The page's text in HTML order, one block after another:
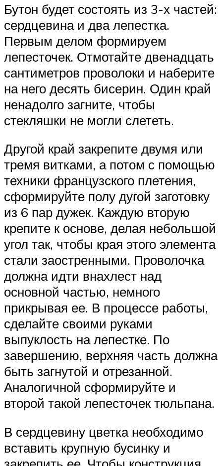
Бутон будет состоять из 3-х частей:
сердцевина и два лепестка.
Первым делом формируем
лепесточек. Отмотайте двенадцать
сантиметров проволоки и наберите
на него десять бисерин. Один край
ненадолго загните, чтобы
стекляшки не могли слететь.
Другой край закрепите двумя или
тремя витками, а потом с помощью
техники французского плетения,
сформируйте полу дугой заготовку
из 6 пар дужек. Каждую вторую
крепите к основе, делая небольшой
угол так, чтобы края этого элемента
стали заостренными. Проволочка
должна идти внахлест над
основной частью, немного
прикрывая ее. В процессе работы,
сделайте своими руками
выпуклость на лепестке. По
завершению, верхняя часть должна
быть загнутой и отрезанной.
Аналогичной сформируйте и
второй такой лепесточек тюльпана.
В сердцевину цветка необходимо
вставить крупную бусинку и